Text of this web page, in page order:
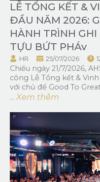
LỄ TỔNG KẾT &
ĐẦU NĂM 2026:
HÀNH TRÌNH
TỰU BỨT PHÁv
HR 25/07/2026
Chiều ngày 21/7/2026,
công Lễ Tổng kết &
với chủ đề Good To
... Xem thêm